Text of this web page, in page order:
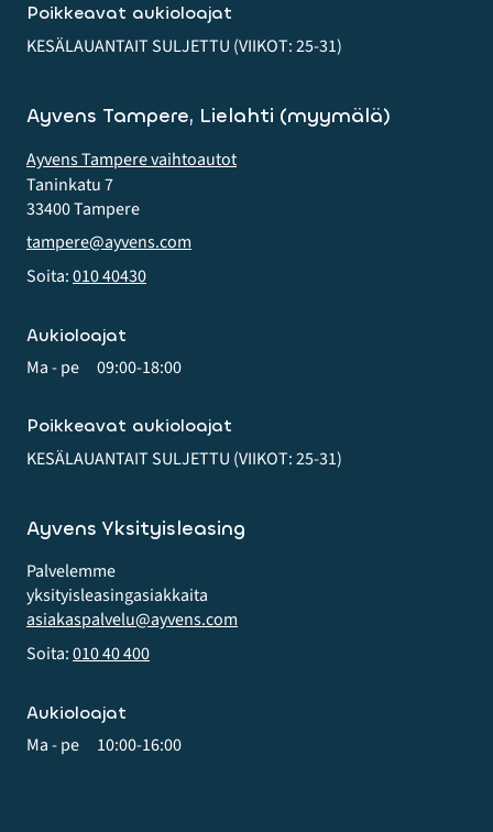
Poikkeavat aukioloajat
KESÄLAUANTAIT SULJETTU (VIIKOT: 25-31)
Ayvens Tampere, Lielahti (myymälä)
Ayvens Tampere vaihtoautot
Taninkatu 7
33400 Tampere
tampere@ayvens.com
Soita:010 40430
Aukioloajat
Ma - pe 09:00-18:00
Poikkeavat aukioloajat
KESÄLAUANTAIT SULJETTU (VIIKOT: 25-31)
Ayvens Yksityisleasing
Palvelemme
yksityis­leasing­asiakkaita
asiakaspalvelu@ayvens.com
Soita:010 40 400
Aukioloajat
Ma - pe 10:00-16:00